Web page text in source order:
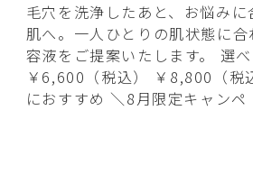
毛穴を洗浄したあと、お悩み
肌へ。一人ひとりの肌状態に
容液をご提案いたします。 選
￥6,600（税込） ￥8,800（税
におすすめ ＼8月限定キャン